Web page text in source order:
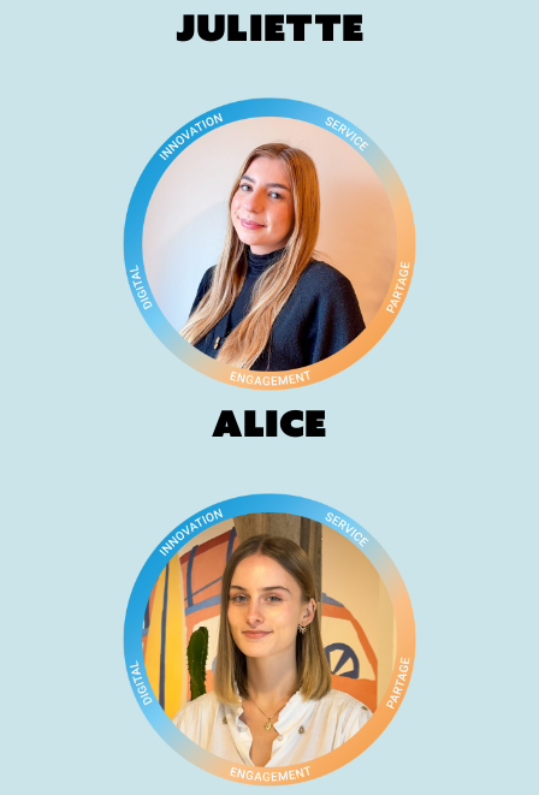
Juliette
Alice